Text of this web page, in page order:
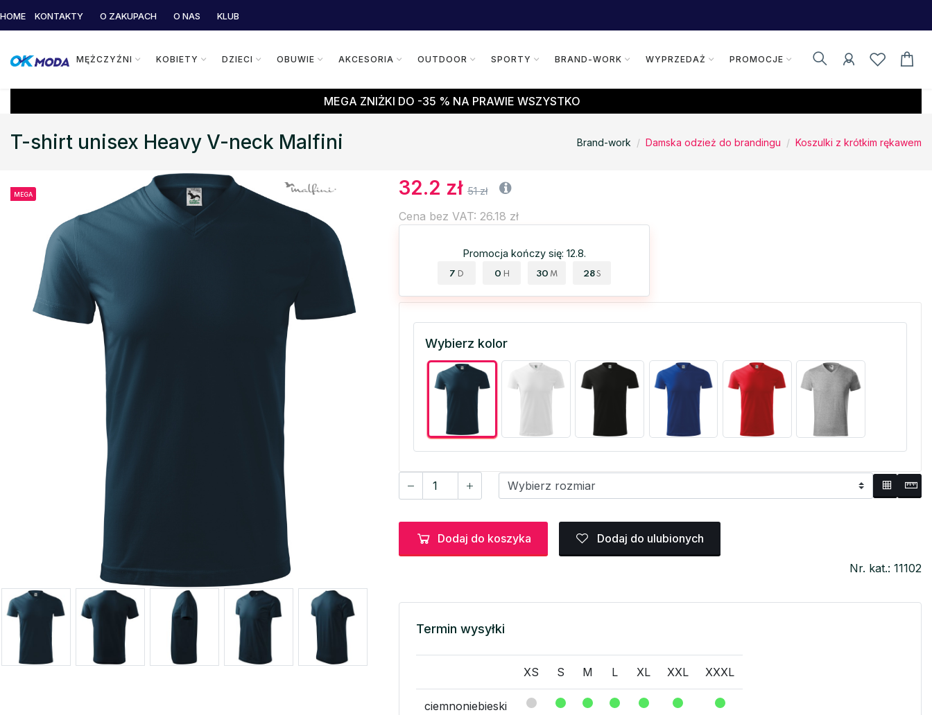
HOME KONTAKTY O ZAKUPACH O NAS KLUB
MĘŻCZYŹNI KOBIETY DZIECI OBUWIE AKCESORIA OUTDOOR SPORTY BRAND-WORK WYPRZEDAŻ PROMOCJE
MEGA ZNIŻKI DO -35 % NA PRAWIE WSZYSTKO
T-shirt unisex Heavy V-neck Malfini Brand-work Damska odzież do brandingu Koszulki z krótkim rękawem
MEGA 32.2 zł 51 zł
Cena bez VAT: 26.18 zł
Promocja kończy się: 12.8.
7 D 0 H 30 M 27S
Wybierz kolor
Dodaj do koszyka Dodaj do ulubionych
Nr. kat.: 11102
Termin wysyłki
XS S M L XL XXL XXXL
ciemnoniebieski